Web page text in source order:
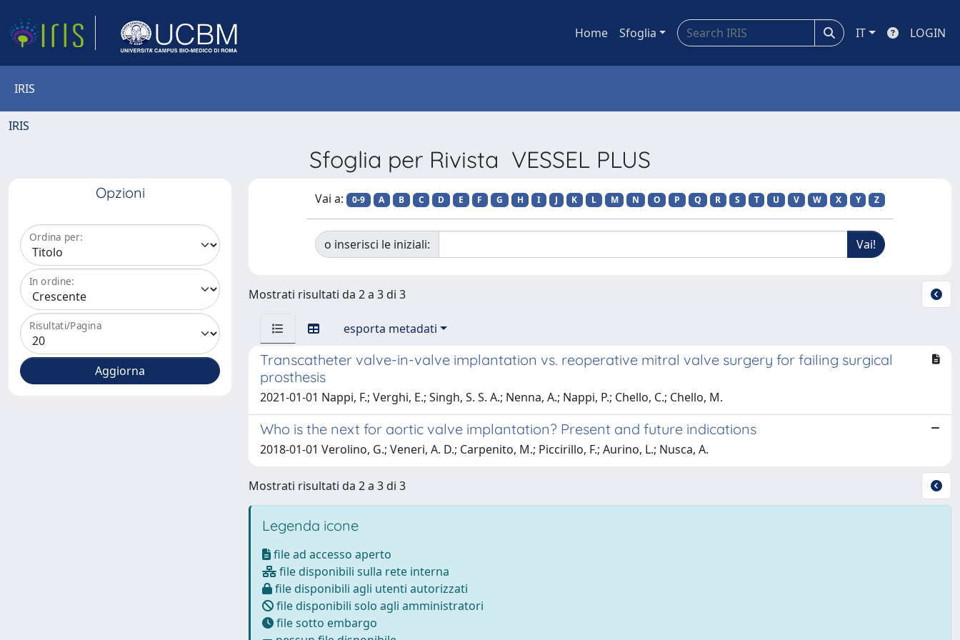
Home Sfoglia IT LOGIN
IRIS
IRIS
Sfoglia per Rivista VESSEL PLUS
Opzioni
Ordina per:
In ordine:
Risultati/Pagina
Vai a: 0-9 A B C D E F G H I J K L M N O P Q R S T U V W X Y Z
o inserisci le iniziali:
Mostrati risultati da 2 a 3 di 3
esporta metadati
Transcatheter valve-in-valve implantation vs. reoperative mitral valve surgery for failing surgical
prosthesis
2021-01-01 Nappi, F.; Verghi, E.; Singh, S. S. A.; Nenna, A.; Nappi, P.; Chello, C.; Chello, M.
Who is the next for aortic valve implantation? Present and future indications
2018-01-01 Verolino, G.; Veneri, A. D.; Carpenito, M.; Piccirillo, F.; Aurino, L.; Nusca, A.
Mostrati risultati da 2 a 3 di 3
Legenda icone
file ad accesso aperto
file disponibili sulla rete interna
file disponibili agli utenti autorizzati
file disponibili solo agli amministratori
file sotto embargo